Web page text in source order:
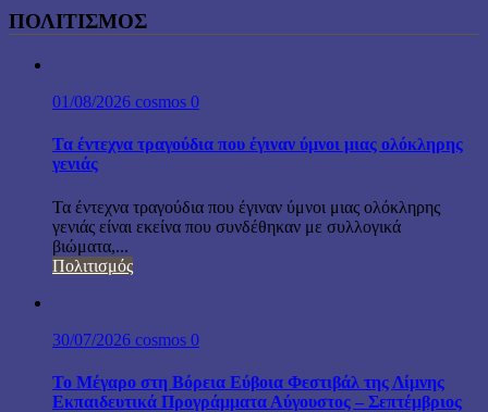
ΠΟΛΙΤΙΣΜΟΣ
01/08/2026 cosmos 0
Τα έντεχνα τραγούδια που έγιναν ύμνοι μιας ολόκληρης
γενιάς
Τα έντεχνα τραγούδια που έγιναν ύμνοι μιας ολόκληρης
γενιάς είναι εκείνα που συνδέθηκαν με συλλογικά
βιώματα,...
Πολιτισμός
30/07/2026 cosmos 0
Το Μέγαρο στη Βόρεια Εύβοια Φεστιβάλ της Λίμνης
Εκπαιδευτικά Προγράμματα Αύγουστος – Σεπτέμβριος